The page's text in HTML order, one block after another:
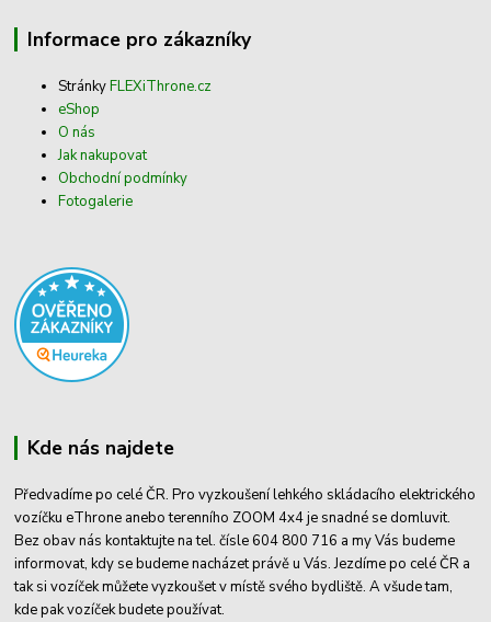
Informace pro zákazníky
StránkyFLEXiThrone.cz
eShop
O nás
Jak nakupovat
Obchodní podmínky
Fotogalerie
Kde nás najdete
Předvadíme po celé ČR. Pro vyzkoušení lehkého skládacího elektrického
vozíčku eThrone anebo terenního ZOOM 4x4 je snadné se domluvit.
Bez obav nás kontaktujte na tel. čísle 604 800 716 a my Vás budeme
informovat, kdy se budeme nacházet právě u Vás. Jezdíme po celé ČR a
tak si vozíček můžete vyzkoušet v místě svého bydliště. A všude tam,
kde pak vozíček budete používat.